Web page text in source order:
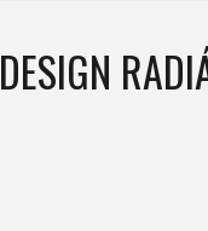
DESIGN